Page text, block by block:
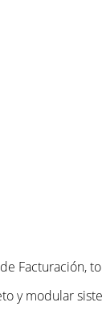
Facturación,
y modular